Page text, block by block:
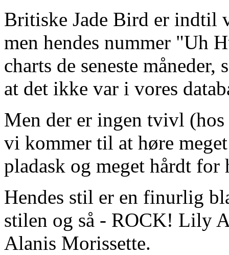
Britiske Jade Bird er indtil
men hendes nummer "Uh
charts de seneste
at det ikke var i vores
Men der er ingen tvivl
vi kommer til at høre
pladask og meget hårdt for
Hendes stil er en finurlig
stilen og så - ROCK! Lily
Alanis Morissette.